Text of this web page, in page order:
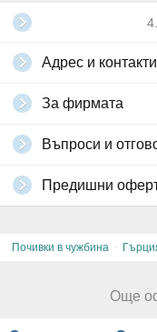
Всички други
Адрес и контакти
За фирмата
Въпроси и
Предишни
Почивки в чужбина ·
Още